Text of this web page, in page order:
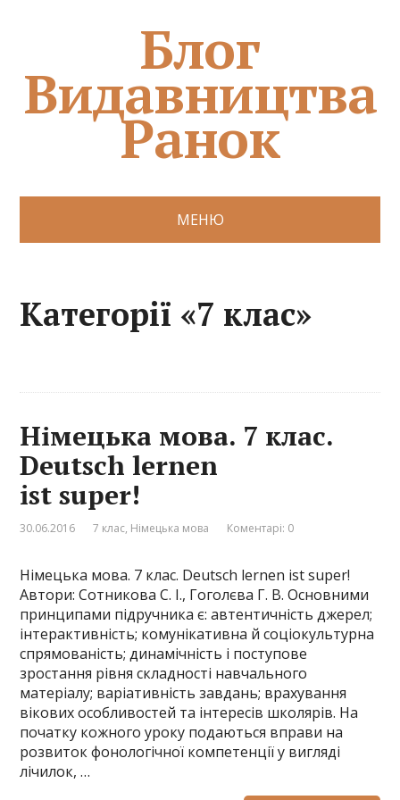
Блог
Видавництва
Ранок
МЕНЮ
Категорії «7 клас»
Німецька мова. 7 клас.
Deutsch lernen
ist super!
30.06.2016 7 клас, Німецька мова Коментарі: 0
Німецька мова. 7 клас. Deutsch lernen ist super!
Автори: Сотникова С. І., Гоголєва Г. В. Основними
принципами підручника є: автентичність джерел;
інтерактивність; комунікативна й соціокультурна
спрямованість; динамічність і поступове
зростання рівня складності навчального
матеріалу; варіативність завдань; врахування
вікових особливостей та інтересів школярів. На
початку кожного уроку подаються вправи на
розвиток фонологічної компетенції у вигляді
лічилок, …